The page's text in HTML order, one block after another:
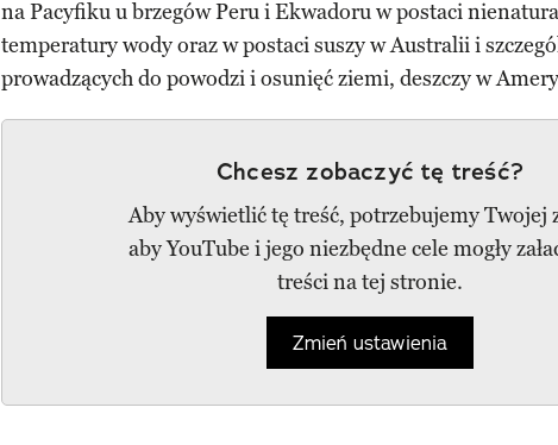
na Pacyfiku u brzegów Peru i Ekwadoru w postaci
temperatury wody oraz w postaci suszy w Australii i
prowadzących do powodzi i osunięć ziemi, deszczy w
Chcesz zobaczyć tę treść?
Aby wyświetlić tę treść, potrzebujemy Twojej
aby YouTube i jego niezbędne cele mogły
treści na tej stronie.
Zmień ustawienia